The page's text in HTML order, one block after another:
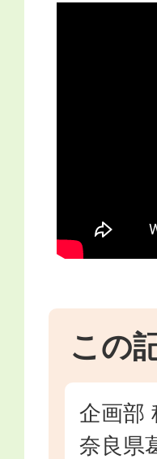
この
企画部
奈良県